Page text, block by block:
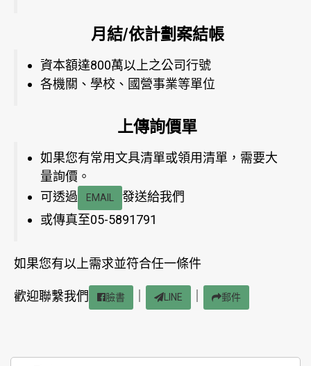
月結/依計劃案結帳
資本額達800萬以上之公司行號
各機關、學校、國營事業等單位
上傳詢價單
如果您有常用文具清單或領用清單，需要大
量詢價。
可透過
EMAIL
發送給我們
或傳真至05-5891791
如果您有以上需求並符合任一條件
歡迎聯繫我們 臉書 LINE 郵件